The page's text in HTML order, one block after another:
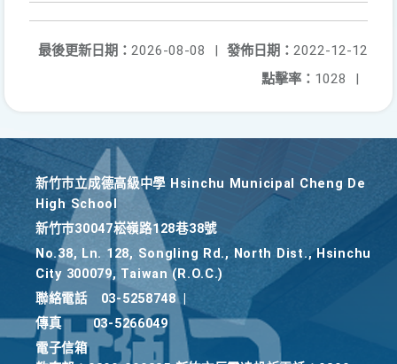
發佈日期： 2022-12-12
最後更新日期： 2026-08-08
|
點擊率： 1028 |
新竹巿立成德高級中學 Hsinchu Municipal Cheng De
High School
新竹巿30047崧嶺路128巷38號
No.38, Ln. 128, Songling Rd., North Dist., Hsinchu
City 300079, Taiwan (R.O.C.)
聯絡電話
03-5258748
傳真
03-5266049
電子信箱